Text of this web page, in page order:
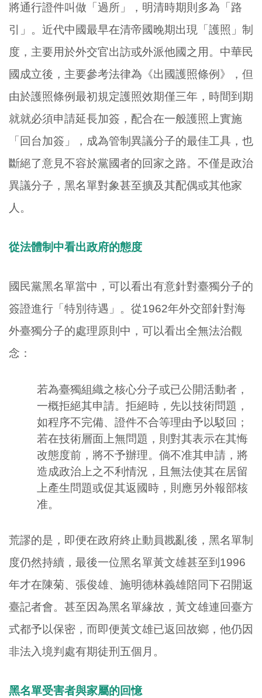
將通行證件叫做「過所」，明清時期則多為「路
引」。近代中國最早在清帝國晚期出現「護照」制
度，主要用於外交官出訪或外派他國之用。中華民
國成立後，主要參考法律為《出國護照條例》，但
由於護照條例最初規定護照效期僅三年，時間到期
就就必須申請延長加簽，配合在一般護照上實施
「回台加簽」，成為管制異議分子的最佳工具，也
斷絕了意見不容於黨國者的回家之路。不僅是政治
異議分子，黑名單對象甚至擴及其配偶或其他家
人。
從法體制中看出政府的態度
國民黨黑名單當中，可以看出有意針對臺獨分子的
簽證進行「特別待遇」。從1962年外交部針對海
外臺獨分子的處理原則中，可以看出全無法治觀
念：
若為臺獨組織之核心分子或已公開活動者，
一概拒絕其申請。拒絕時，先以技術問題，
如程序不完備、證件不合等理由予以駁回；
若在技術層面上無問題，則對其表示在其悔
改態度前，將不予辦理。倘不准其申請，將
造成政治上之不利情況，且無法使其在居留
上產生問題或促其返國時，則應另外報部核
准。
荒謬的是，即便在政府終止動員戡亂後，黑名單制
度仍然持續，最後一位黑名單黃文雄甚至到1996
年才在陳菊、張俊雄、施明德林義雄陪同下召開返
臺記者會。甚至因為黑名單緣故，黃文雄連回臺方
式都予以保密，而即便黃文雄已返回故鄉，他仍因
非法入境判處有期徒刑五個月。
黑名單受害者與家屬的回憶